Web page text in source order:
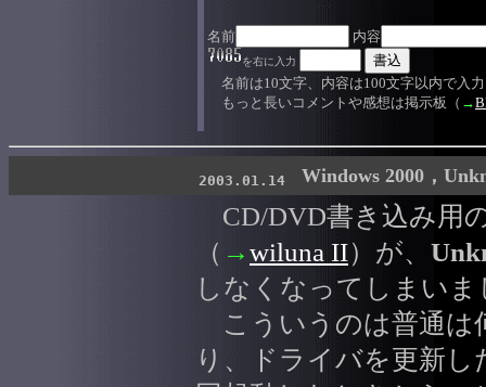
名前 内容
を右に入力
名前は10文字、内容は100文字以内で入
もっと長いコメントや感想は掲示板（ →
2003.01.14 Windows 2000，
CD/DVD書き込み用
（ →wiluna II）が、
しなくなってしまいま
こういうのは普通は
り、ドライバを更新